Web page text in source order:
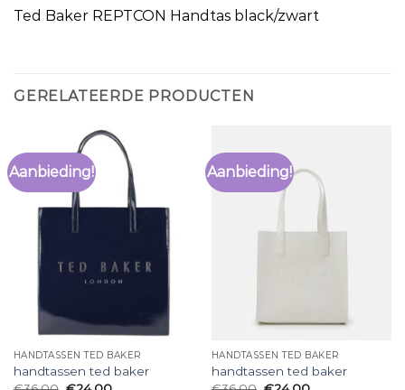
Ted Baker REPTCON Handtas black/zwart
GERELATEERDE PRODUCTEN
Aanbieding!
HANDTASSEN TED BAKER
handtassen ted baker
Aanbieding!
HANDTASSEN TED BAKER
handtassen ted baker